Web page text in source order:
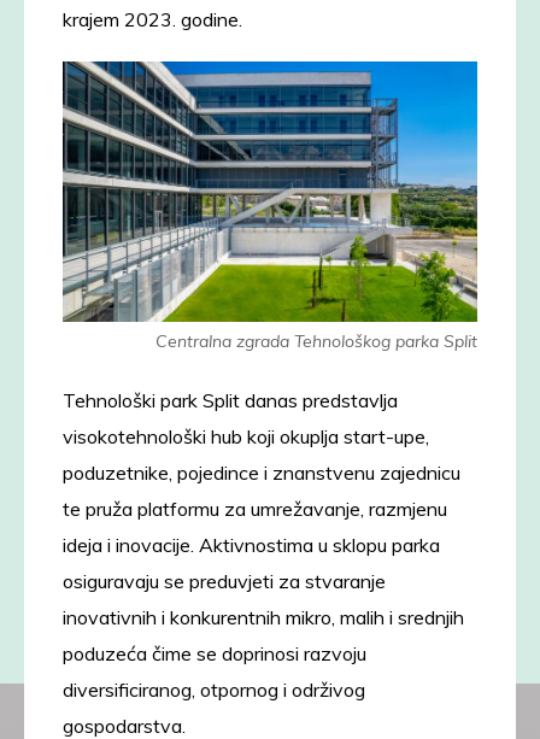
krajem 2023. godine.
Centralna zgrada Tehnološkog parka Split
Tehnološki park Split danas predstavlja
visokotehnološki hub koji okuplja start-upe,
poduzetnike, pojedince i znanstvenu zajednicu
te pruža platformu za umrežavanje, razmjenu
ideja i inovacije. Aktivnostima u sklopu parka
osiguravaju se preduvjeti za stvaranje
inovativnih i konkurentnih mikro, malih i srednjih
poduzeća čime se doprinosi razvoju
diversificiranog, otpornog i održivog
gospodarstva.